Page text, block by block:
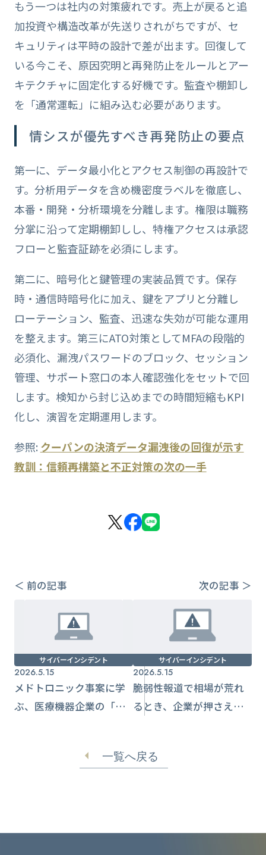
もう一つは社内の対策疲れです。売上が戻ると追
加投資や構造改革が先送りされがちですが、セ
キュリティは平時の設計で差が出ます。回復して
いる今こそ、原因究明と再発防止をルールとアー
キテクチャに固定化する好機です。監査や棚卸し
を「通常運転」に組み込む必要があります。
情シスが優先すべき再発防止の要点
第一に、データ最小化とアクセス制御の再設計で
す。分析用データを含め機密度ラベルを徹底し、
本番・開発・分析環境を分離します。権限は職務
分掌に沿って定期棚卸しし、特権アクセスは承認
フローと監査証跡を必須にします。
第二に、暗号化と鍵管理の実装品質です。保存
時・通信時暗号化に加え、鍵をアプリと分離し
ローテーション、監査、迅速な失効が可能な運用
を整えます。第三にATO対策としてMFAの段階的
必須化、漏洩パスワードのブロック、セッション
管理、サポート窓口の本人確認強化をセットで回
します。検知から封じ込めまでの時間短縮もKPI
化し、演習を定期運用します。
参照: クーパンの決済データ漏洩後の回復が示す
教訓：信頼再構築と不正対策の次の一手
＜ 前の記事 次の記事 ＞
サイバーインシデント
2026.5.15
メドトロニック事案に学
ぶ、医療機器企業の「止
サイバーインシデント
2026.5.15
脆弱性報道で相場が荒れ
るとき、企業が押さえる
一覧へ戻る